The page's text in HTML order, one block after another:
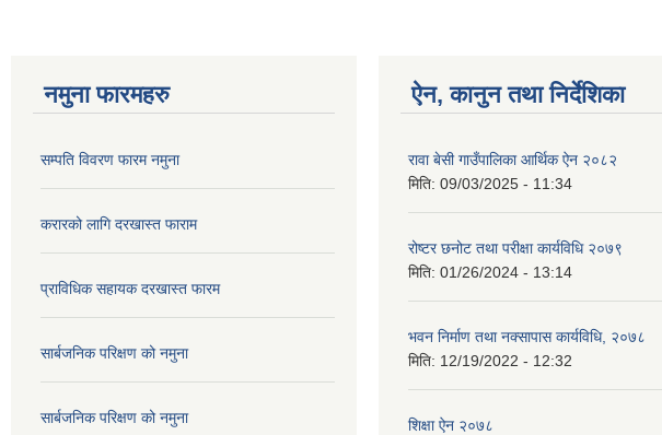
नमुना फारमहरु
सम्पति विवरण फारम नमुना
करारको लागि दरखास्त फाराम
प्राविधिक सहायक दरखास्त फारम
सार्बजनिक परिक्षण को नमुना
सार्बजनिक परिक्षण को नमुना
ऐन, कानुन तथा निर्देशिका
रावा बेसी गाउँपालिका आर्थिक ऐन २०८२
मिति: 09/03/2025 - 11:34
रोष्टर छनोट तथा परीक्षा कार्यविधि २०७९
मिति: 01/26/2024 - 13:14
भवन निर्माण तथा नक्सापास कार्यविधि, २०७८
मिति: 12/19/2022 - 12:32
शिक्षा ऐन २०७८